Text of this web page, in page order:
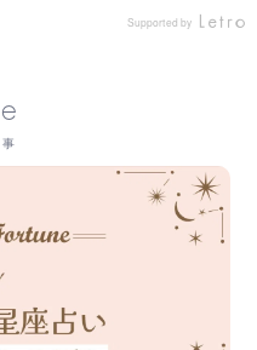
Supported by